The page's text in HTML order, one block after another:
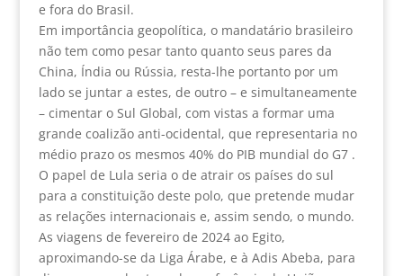
e fora do Brasil.
Em importância geopolítica, o mandatário brasileiro
não tem como pesar tanto quanto seus pares da
China, Índia ou Rússia, resta-lhe portanto por um
lado se juntar a estes, de outro – e simultaneamente
– cimentar o Sul Global, com vistas a formar uma
grande coalizão anti-ocidental, que representaria no
médio prazo os mesmos 40% do PIB mundial do G7 .
O papel de Lula seria o de atrair os países do sul
para a constituição deste polo, que pretende mudar
as relações internacionais e, assim sendo, o mundo.
As viagens de fevereiro de 2024 ao Egito,
aproximando-se da Liga Árabe, e à Adis Abeba, para